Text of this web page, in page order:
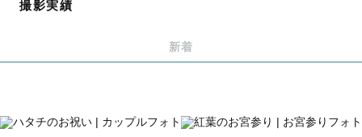
気がつけば楽しんでいる自分がそこにいます！
🗓撮影可能日
撮影実績
新着